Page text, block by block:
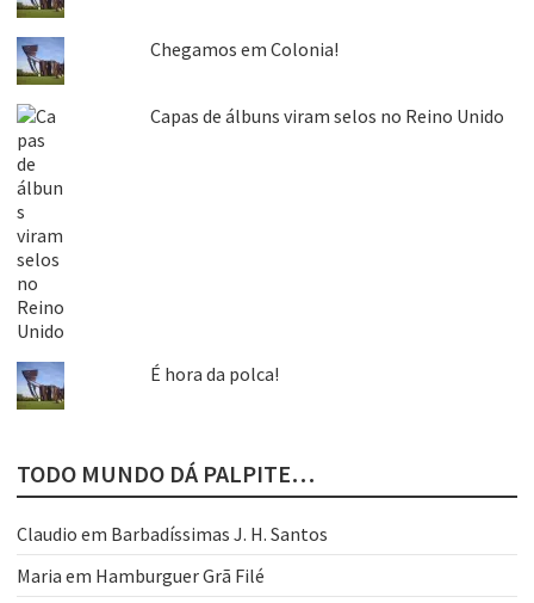
Chegamos em Colonia!
Capas de álbuns viram selos no Reino Unido
É hora da polca!
TODO MUNDO DÁ PALPITE…
Claudio em Barbadíssimas J. H. Santos
Maria em Hamburguer Grã Filé